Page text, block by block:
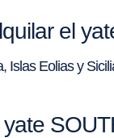
el
Eolias y